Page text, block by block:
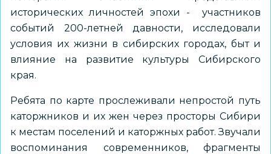
исторических личностей эпохи - участников
событий 200-летней давности, исследовали
условия их жизни в сибирских городах, быт и
влияние на развитие культуры Сибирского
края.
Ребята по карте прослеживали непростой путь
каторжников и их жен через просторы Сибири
к местам поселений и каторжных работ. Звучали
воспоминания современников, фрагменты